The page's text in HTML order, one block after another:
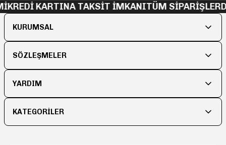
KREDİ KARTINA TAKSİT İMKANITÜM
KURUMSAL
SÖZLEŞMELER
YARDIM
KATEGORİLER